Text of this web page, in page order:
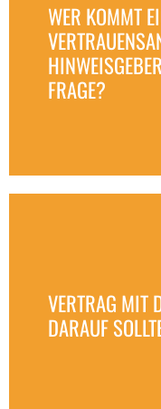
WER KOMMT
FRAGE?
VERTRAG MIT
DARAUF